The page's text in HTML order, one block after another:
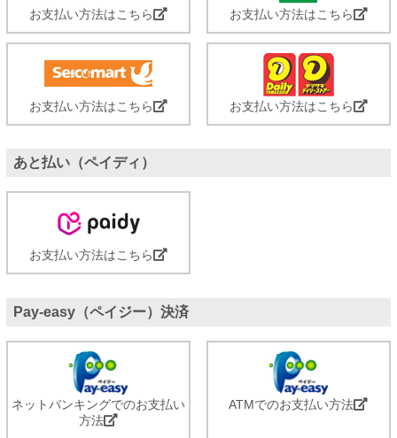
お支払い方法はこちら お支払い方法はこちら
お支払い方法はこちら お支払い方法はこちら
あと払い（ペイディ）
お支払い方法はこちら
Pay-easy（ペイジー）決済
ネットバンキングでのお支払い
方法
ATMでのお支払い方法